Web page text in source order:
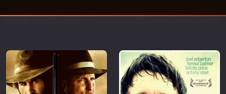
Επιστημονικής Φαντασίας
Εποχής
Ερωτικές